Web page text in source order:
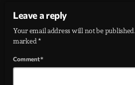
Leave a reply
Your email address will not be
marked *
Comment*